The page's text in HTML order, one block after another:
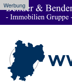
Werbung